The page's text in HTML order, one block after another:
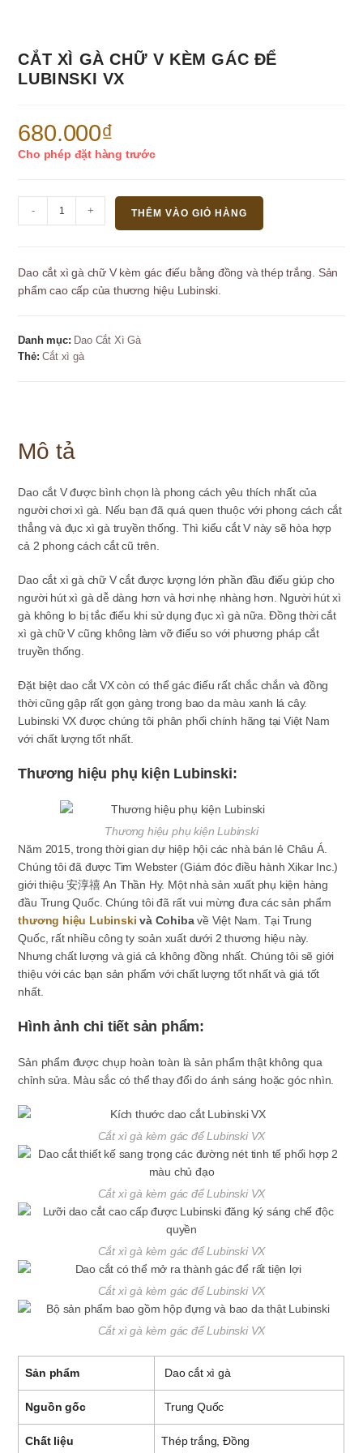
CẮT XÌ GÀ CHỮ V KÈM GÁC ĐỂ
LUBINSKI VX
680.000₫
Cho phép đặt hàng trước
xì
V
kèm
Lubinski
- + THÊM VÀO GIỎ HÀNG
Dao cắt xì gà chữ V kèm gác điếu bằng đồng và thép trắng. Sản
phẩm cao cấp của thương hiệu Lubinski.
Danh mục: Dao Cắt Xì Gà
Thẻ:Cắt xì gà
Mô tả
Dao cắt V được bình chọn là phong cách yêu thích nhất của
người chơi xì gà. Nếu bạn đã quá quen thuộc với phong cách cắt
thẳng và đục xì gà truyền thống. Thì kiểu cắt V này sẽ hòa hợp
cả 2 phong cách cắt cũ trên.
Dao cắt xì gà chữ V cắt được lượng lớn phần đầu điếu giúp cho
người hút xì gà dễ dàng hơn và hơi nhẹ nhàng hơn. Người hút xì
gà không lo bị tắc điếu khi sử dụng đục xì gà nữa. Đồng thời cắt
xì gà chữ V cũng không làm vỡ điếu so với phương pháp cắt
truyền thống.
Đặt biệt dao cắt VX còn có thể gác điếu rất chắc chắn và đồng
thời cũng gập rất gọn gàng trong bao da màu xanh lá cây.
Lubinski VX được chúng tôi phân phối chính hãng tại Việt Nam
với chất lượng tốt nhất.
Thương hiệu phụ kiện Lubinski:
Thương hiệu phụ kiện Lubinski
Năm 2015, trong thời gian dự hiệp hội các nhà bán lẻ Châu Á.
Chúng tôi đã được Tim Webster (Giám đóc điều hành Xikar Inc.)
giới thiệu 安淳禧 An Thần Hy. Một nhà sản xuất phụ kiện hàng
đầu Trung Quốc. Chúng tôi đã rất vui mừng đưa các sản phẩm
thương hiệu Lubinski và Cohibavề Việt Nam. Tại Trung
Quốc, rất nhiều công ty soản xuất dưới 2 thương hiệu này.
Nhưng chất lượng và giá cả không đồng nhất. Chúng tôi sẽ giới
thiệu với các bạn sản phẩm với chất lượng tốt nhất và giá tốt
nhất.
Hình ảnh chi tiết sản phẩm:
Sản phẩm được chụp hoàn toàn là sản phẩm thật không qua
chỉnh sửa. Màu sắc có thể thay đổi do ánh sáng hoặc góc nhìn.
Cắt xì gà kèm gác để Lubinski VX
Cắt xì gà kèm gác để Lubinski VX
Cắt xì gà kèm gác để Lubinski VX
Cắt xì gà kèm gác để Lubinski VX
Cắt xì gà kèm gác để Lubinski VX
Sản phẩm Dao cắt xì gà
Nguồn gốc Trung Quốc
Chất liệu Thép trắng, Đồng